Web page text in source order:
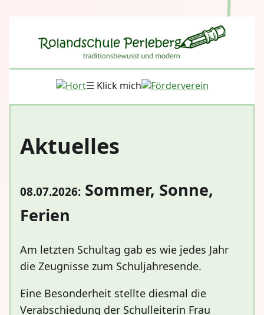
☰ Klick mich
Aktuelles
08.07.2026: Sommer, Sonne,
Ferien
Am letzten Schultag gab es wie jedes Jahr
die Zeugnisse zum Schuljahresende.
Eine Besonderheit stellte diesmal die
Verabschiedung der Schulleiterin Frau